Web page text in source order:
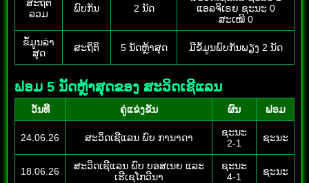
ສະຖິຕິ
ລວມ
ພົບກັນ 2 ນັດ
ແອລຈີເຣຍ ຊະນະ 0
ສະເໝີ 0
ຂໍ້ມູນລ່າ
ສຸດ
ສະຖິຕິ 5 ນັດຫຼ້າສຸດ ມີຂໍ້ມູນພົບກັນພຽງ 2 ນັດ
ຟອມ 5 ນັດຫຼ້າສຸດຂອງ ສະວິດເຊີແລນ
ວັນທີ ຄູ່ແຂ່ງຂັນ ຜົນ ຟອມ
24.06.26 ສະວິດເຊີແລນ ພົບ ການາດາ
ຊະນະ
2-1
ຊະນະ
18.06.26
ສະວິດເຊີແລນ ພົບ ບອສເນຍ ແລະ
ເຮີເຊໂກວີນາ
ຊະນະ
4-1
ຊະນະ